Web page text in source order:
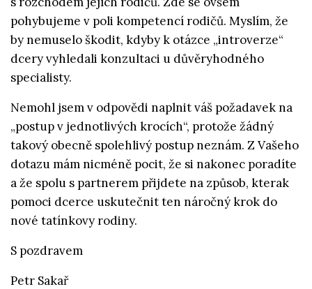
pohybujeme v poli kompetencí rodičů. Myslím, že
by nemuselo škodit, kdyby k otázce „introverze“
dcery vyhledali konzultaci u důvěryhodného
specialisty.
Nemohl jsem v odpovědi naplnit váš požadavek na
„postup v jednotlivých krocích“, protože žádný
takový obecně spolehlivý postup neznám. Z Vašeho
dotazu mám nicméně pocit, že si nakonec poradíte
a že spolu s partnerem přijdete na způsob, kterak
pomoci dcerce uskutečnit ten náročný krok do
nové tatínkovy rodiny.
S pozdravem
Petr Sakař